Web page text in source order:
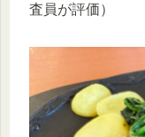
査員が評価）